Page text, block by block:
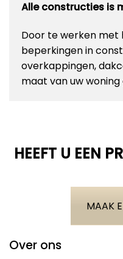
Alle constructies is
Door te werken met
beperkingen in
overkappingen,
maat van uw
HEEFT U EEN
MAAK
Over ons